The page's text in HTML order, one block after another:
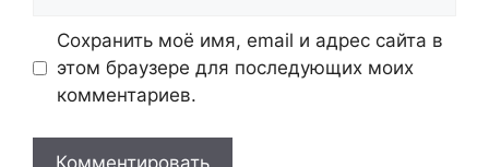
Сохранить моё имя, email и адрес сайта в
этом браузере для последующих моих
комментариев.